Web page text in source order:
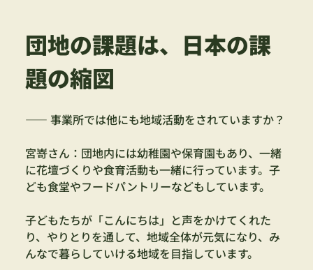
団地の課題は、日本の課
題の縮図
—— 事業所では他にも地域活動をされていますか？
宮嵜さん：団地内には幼稚園や保育園もあり、一緒
に花壇づくりや食育活動も一緒に行っています。子
ども食堂やフードパントリーなどもしています。
子どもたちが「こんにちは」と声をかけてくれた
り、やりとりを通して、地域全体が元気になり、み
んなで暮らしていける地域を目指しています。